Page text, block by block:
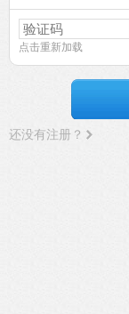
点击重新加载
还没有注册？